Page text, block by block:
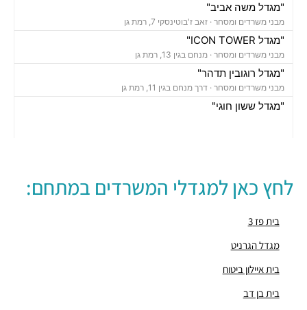
"מגדל משה אביב"
מבני משרדים ומסחר · זאב ז'בוטינסקי 7, רמת גן
"מגדל ICON TOWER"
מבני משרדים ומסחר · מנחם בגין 13, רמת גן
"מגדל רוגובין תדהר"
מבני משרדים ומסחר · דרך מנחם בגין 11, רמת גן
"מגדל ששון חוגי"
מבני משרדים ומסחר ·זאב ז'בוטינסקי 2, רמת גן
מבני משרדים ומסחר ·
מבני משרדים ומסחר ·
"בית תובל 22"
"מגדל פז 2"
לחץ כאן למגדלי המשרדים במתחם:
בית פז 3
מגדל הגרניט
בית איילון ביטוח
בית בן דב